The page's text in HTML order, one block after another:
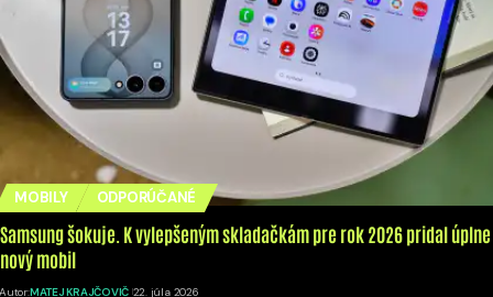
MOBILY ODPORÚČANÉ
Samsung šokuje. K vylepšeným skladačkám pre rok 2026 pridal úplne
nový mobil
Autor:MATEJ KRAJČOVIČ 22. júla 2026